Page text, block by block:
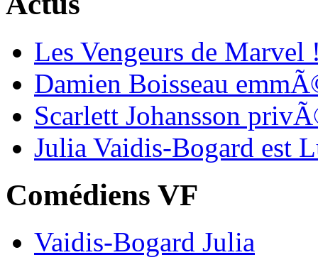
Les Vengeurs de Marvel
Damien Boisseau
Scarlett Johansson
Julia Vaidis-Bogard est
Comédiens VF
Vaidis-Bogard Julia